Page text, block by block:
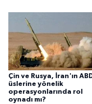
Çin ve Rusya, İran'ın
üslerine yönelik
operasyonlarında rol
oynadı mı?